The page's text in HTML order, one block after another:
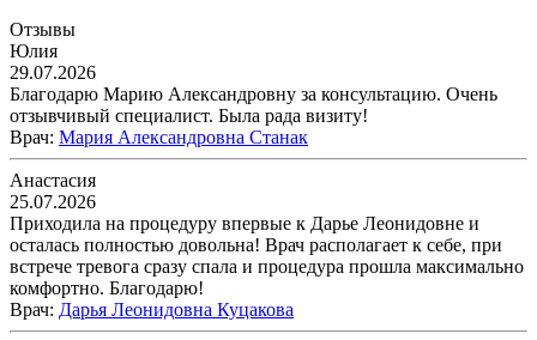
Отзывы
Юлия
29.07.2026
Благодарю Марию Александровну за консультацию. Очень
отзывчивый специалист. Была рада визиту!
Врач: Мария Александровна Станак
Анастасия
25.07.2026
Приходила на процедуру впервые к Дарье Леонидовне и
осталась полностью довольна! Врач располагает к себе, при
встрече тревога сразу спала и процедура прошла максимально
комфортно. Благодарю!
Врач: Дарья Леонидовна Куцакова